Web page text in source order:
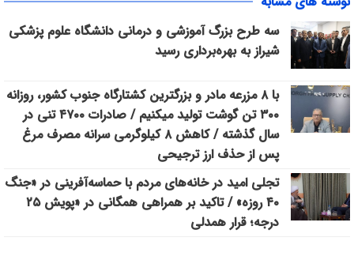
سه طرح بزرگ آموزشی و درمانی دانشگاه علوم پزشکی
شیراز به بهره‌برداری رسید
با ۸ مزرعه مادر و بزرگترین کشتارگاه جنوب کشور، روزانه
۳۰۰ تن گوشت تولید میکنیم / صادرات ۴۷۰۰ تنی در
سال گذشته / کاهش ۸ کیلوگرمی سرانه مصرف مرغ
پس از حذف ارز ترجیحی
تجلی امید در خانه‌های مردم با حماسه‌آفرینی در «جنگ
۴۰ روزه» / تاکید بر همراهی همگانی در «پویش ۲۵
درجه؛ قرار همدلی